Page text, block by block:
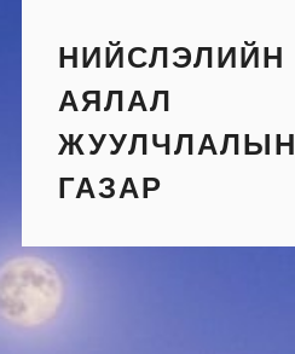
contentНИЙСЛЭЛИЙН
АЯЛАЛ
ЖУУЛЧЛАЛЫН
ГАЗАР